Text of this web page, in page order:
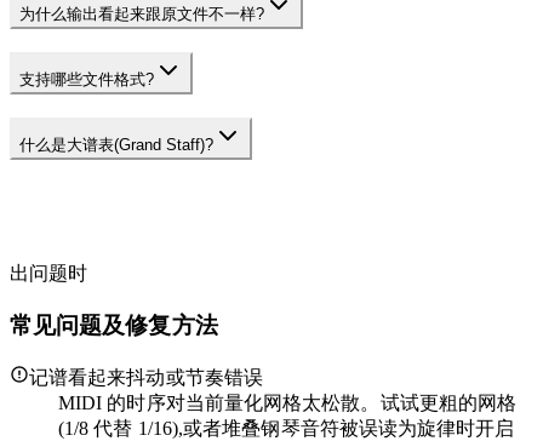
为什么输出看起来跟原文件不一样?
支持哪些文件格式?
什么是大谱表(Grand Staff)?
出问题时
常见问题及修复方法
记谱看起来抖动或节奏错误
MIDI 的时序对当前量化网格太松散。试试更粗的网格
(1/8 代替 1/16),或者堆叠钢琴音符被误读为旋律时开启